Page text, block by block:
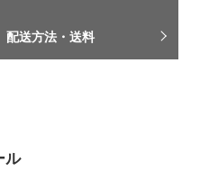
配送方法・送料
ル